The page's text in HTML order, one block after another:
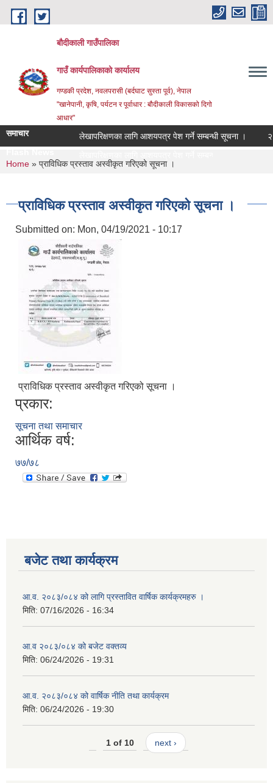
Skip to main content
बौदीकाली गाउँपालिका
गाउँ कार्यपालिकाको कार्यालय
गण्डकी प्रदेश, नवलपरासी (बर्दघाट सुस्ता पूर्व), नेपाल
"खानेपानी, कृषि, पर्यटन र पूर्वाधार : बौदीकाली विकासको दिगो
आधार"
समाचार लेखापरिक्षणका लागि आशयपत्र पेश गर्ने सम्बन्धी सूचना ।
You are here
Home » प्राविधिक प्रस्ताव अस्वीकृत गरिएको सूचना ।
प्राविधिक प्रस्ताव अस्वीकृत गरिएको सूचना ।
Submitted on: Mon, 04/19/2021 - 10:17
प्राविधिक प्रस्ताव अस्वीकृत गरिएको सूचना ।
प्रकार:
सूचना तथा समाचार
आर्थिक वर्ष:
७७/७८
बजेट तथा कार्यक्रम
आ.व. २०८३/०८४ को लागि प्रस्तावित वार्षिक कार्यक्रमहरु ।
मिति: 07/16/2026 - 16:34
आ.व २०८३/०८४ को बजेट वक्तव्य
मिति: 06/24/2026 - 19:31
आ.व. २०८३/०८४ को वार्षिक नीति तथा कार्यक्रम
मिति: 06/24/2026 - 19:30
1 of 10 next ›